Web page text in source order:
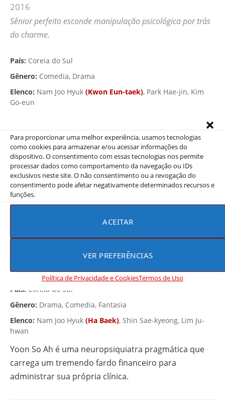
Para proporcionar uma melhor experiência, usamos tecnologias
como cookies para armazenar e/ou acessar informações do
dispositivo. O consentimento com essas tecnologias nos permite
processar dados como comportamento da navegação ou IDs
exclusivos neste site. O não consentimento ou a revogação do
consentimento pode afetar negativamente determinados recursos e
funções.
ACEITAR
VER PREFERÊNCIAS
Política de Privacidade e CookiesTermos de Uso
2016
Sênior perfeito esconde manipulação psicológica por trás
do charme.
País: Coreia do Sul
Gênero: Comedia, Drama
Elenco: Nam Joo Hyuk (Kwon Eun-taek), Park Hae-jin, Kim
Go-eun
universitária Hong Seol (Kim Eun Go) e seu sênior Yoo
Jung (Park Hae Jin).
Onde assistir:Prime Video
8. A Noiva de Habaek
2017
Psiquiatra endividada é forçada a servir deus da água
País: Coreia do Sul
Gênero: Drama, Comedia, Fantasia
Elenco: Nam Joo Hyuk (Ha Baek), Shin Sae-kyeong, Lim Ju-
hwan
Yoon So Ah é uma neuropsiquiatra pragmática que
carrega um tremendo fardo financeiro para
administrar sua própria clínica.